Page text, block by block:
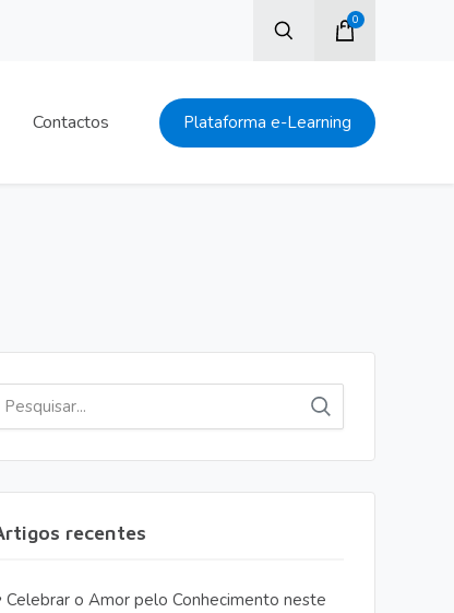
0
Contactos Plataforma e-Learning
Pesquisar
recentes
Celebrar o Amor pelo Conhecimento neste